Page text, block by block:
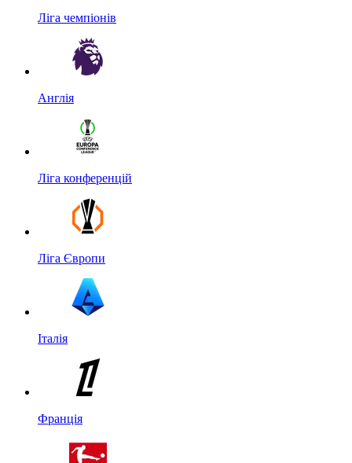
Ліга чемпіонів
Англія
Ліга конференцій
Ліга Європи
Італія
Франція